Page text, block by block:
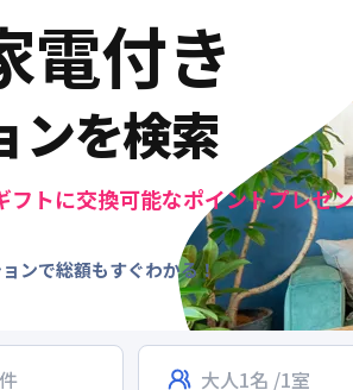
電付き
ンを検索
フトに交換可能なポイントプレゼ
ンで総額もすぐわかる！